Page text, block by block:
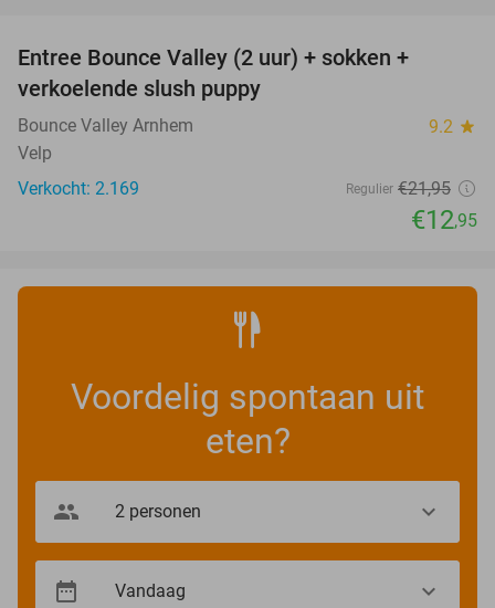
Entree Bounce Valley (2 uur) + sokken +
verkoelende slush puppy
Bounce Valley Arnhem 9.2 star
Velp
Verkocht: 2.169
Regulier €21,95
€12,95
Voordelig spontaan uit
eten?